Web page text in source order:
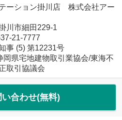
ーション掛川店 株式会社アー
川市細田229-1
21-7777
事 (5) 第12231号
岡県宅地建物取引業協会/東海不
取引協議会
い合わせ(無料)